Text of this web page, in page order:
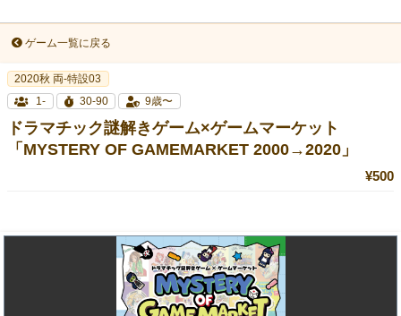
ゲーム一覧に戻る
2020秋 両-特設03
1-
30-90 9歳〜
ドラマチック謎解きゲーム×ゲームマーケット
「MYSTERY OF GAMEMARKET 2000→2020」
¥500